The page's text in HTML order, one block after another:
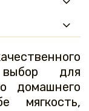
для
домашнего
мягкость,